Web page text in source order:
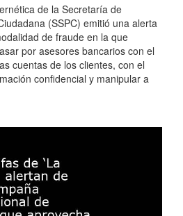
de la Secretaría de
(SSPC) emitió una alerta
de fraude en la que
por asesores bancarios con el
cuentas de los clientes, con el
confidencial y manipular a